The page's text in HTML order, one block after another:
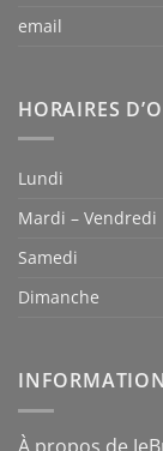
email
HORAIRES
Lundi
Mardi – Vendredi
Samedi
Dimanche
À propos de